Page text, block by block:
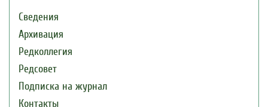
Сведения
Архивация
Редколлегия
Редсовет
Подписка на журнал
Контакты